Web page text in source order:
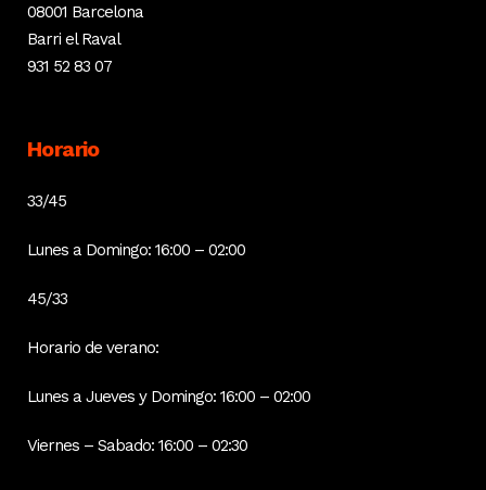
08001 Barcelona
Barri el Raval
931 52 83 07
Horario
33/45
Lunes a Domingo: 16:00 – 02:00
45/33
Horario de verano:
Lunes a Jueves y Domingo: 16:00 – 02:00
Viernes – Sabado: 16:00 – 02:30